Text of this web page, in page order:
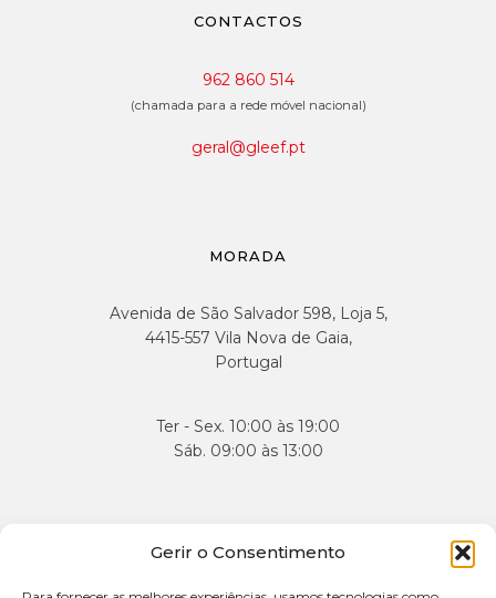
Gerir o Consentimento
CONTACTOS
962 860 514
(chamada para a rede móvel nacional)
geral@gleef.pt
MORADA
Avenida de São Salvador 598, Loja 5,
4415-557 Vila Nova de Gaia,
Portugal
Ter - Sex. 10:00 às 19:00
Sáb. 09:00 às 13:00
APOIO AO CLIENTE